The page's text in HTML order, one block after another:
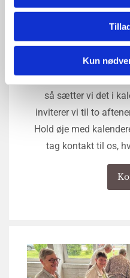
Kun
Vi har som hovedregel
gang i efteråret. Hvis
så sætter vi det i
inviterer vi til to
Hold øje med
tag kontakt til os,